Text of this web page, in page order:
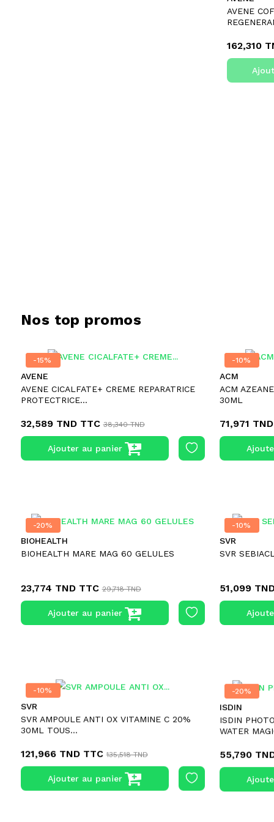
AVENE
162,310
Nos top promos
-15%
AVENE
AVENE CICALFATE+ CREME REPARATRICE
PROTECTRICE...
32,589 TND TTC 38,340 TND
-15%
Ajouter au panier
-10%
ACM
ACM
30ML
71,971 TND
-10%
-20%
BIOHEALTH
BIOHEALTH MARE MAG 60 GELULES
23,774 TND TTC 29,718 TND
-20%
Ajouter au panier
-10%
SVR
SVR
51,099
-10%
-10%
SVR
SVR AMPOULE ANTI OX VITAMINE C 20%
30ML TOUS...
121,966 TND TTC 135,518 TND
-10%
Ajouter au panier
-20%
ISDIN
ISDIN
WATER
55,790
-20%